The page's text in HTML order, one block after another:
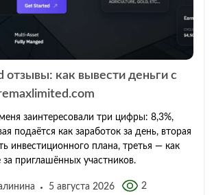
отзывы: как вывести деньги с
заинтересовали три цифры: 8,3%,
подаётся как заработок за день, вторая
инвестиционного плана, третья — как
за приглашённых участников.
5 августа 2026 2